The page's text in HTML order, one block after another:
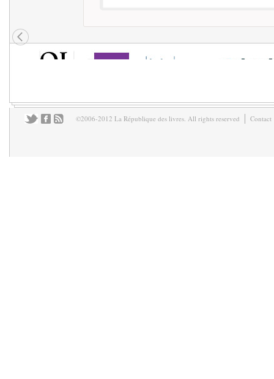
©2006-2012 La République des livres. All rights reserved Contact